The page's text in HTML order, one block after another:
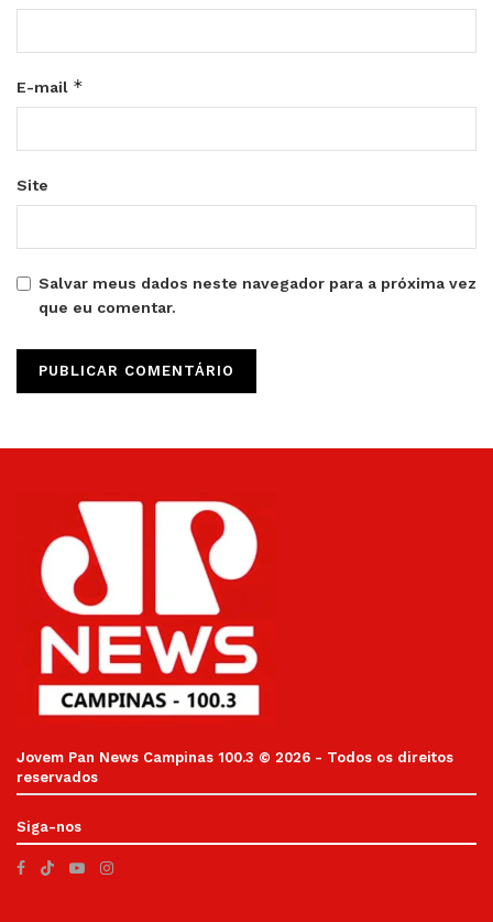
E-mail *
Site
Salvar meus dados neste navegador para a próxima vez
que eu comentar.
Jovem Pan News Campinas 100.3 © 2026 - Todos os direitos
reservados
Siga-nos